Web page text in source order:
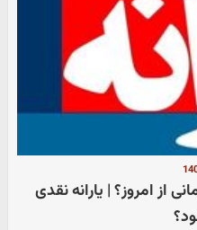
2 میلیون تومانی از امروز؟ | یارانه نقدی